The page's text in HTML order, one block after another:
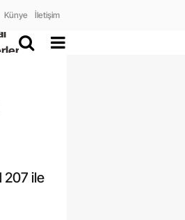
Künye İletişim
207 ile